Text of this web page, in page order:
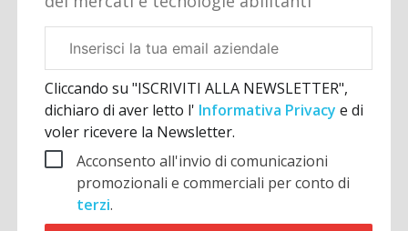
aziendale
Cliccando su "ISCRIVITI ALLA NEWSLETTER",
dichiaro di aver letto l' Informativa Privacye di
voler ricevere la Newsletter.
Acconsento all'invio di comunicazioni
promozionali e commerciali per conto di
terzi.